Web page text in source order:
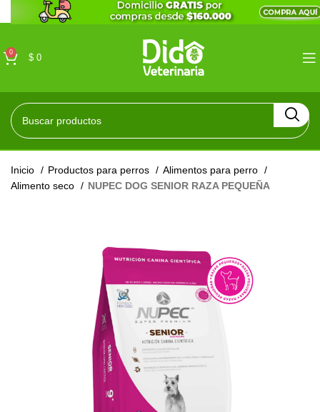
0
$ 0
Inicio Productos para perros
Alimentos para perro
Alimento seco
NUPEC DOG SENIOR RAZA PEQUEÑA